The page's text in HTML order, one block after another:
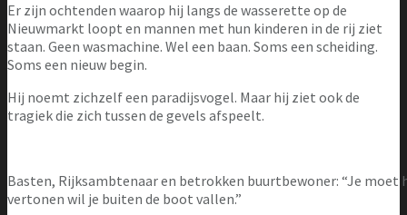
Er zijn ochtenden waarop hij langs de wasserette op de
Nieuwmarkt loopt en mannen met hun kinderen in de rij ziet
staan. Geen wasmachine. Wel een baan. Soms een scheiding.
Soms een nieuw begin.
Hij noemt zichzelf een paradijsvogel. Maar hij ziet ook de
tragiek die zich tussen de gevels afspeelt.
Basten, Rijksambtenaar en betrokken buurtbewoner: “Je moet
vertonen wil je buiten de boot vallen.”